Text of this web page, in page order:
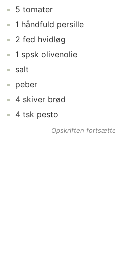
5 tomater
1 håndfuld persille
2 fed hvidløg
1 spsk olivenolie
salt
peber
4 skiver brød
4 tsk pesto
Opskriften